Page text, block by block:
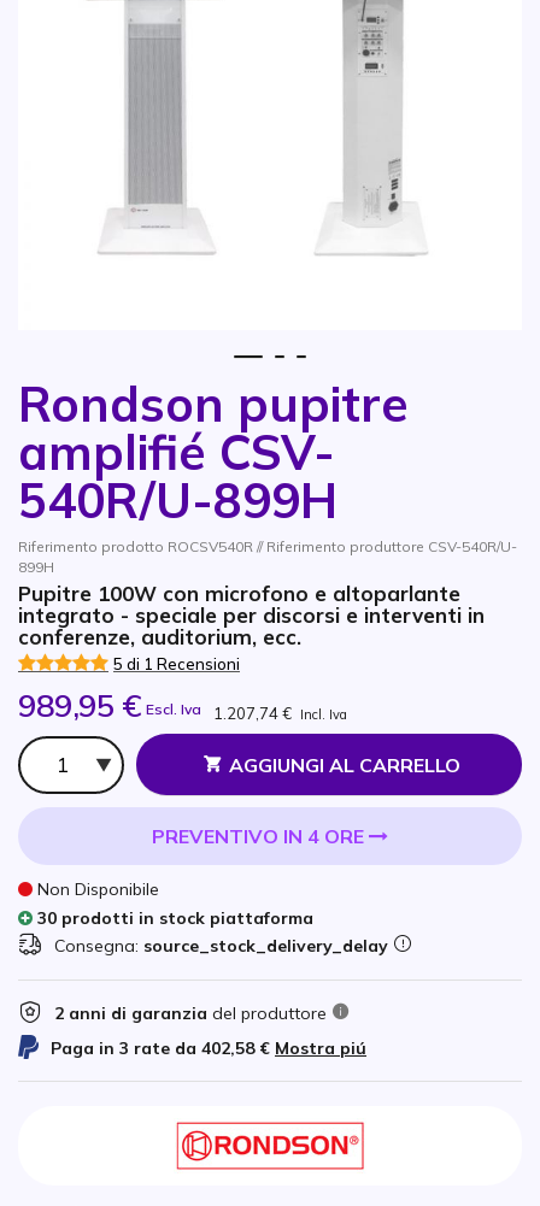
Rondson pupitre
amplifié CSV-
540R/U-899H
Riferimento prodotto ROCSV540R // Riferimento produttore CSV-540R/U-
899H
Pupitre 100W con microfono e altoparlante
integrato - speciale per discorsi e interventi in
conferenze, auditorium, ecc.
5 di 1 Recensioni
989,95 € Escl. Iva 1.207,74 € Incl. Iva
Qtà
AGGIUNGI AL CARRELLO
PREVENTIVO IN 4 ORE
Non Disponibile
30 prodotti in stock piattaforma
Consegna: source_stock_delivery_delay
2 anni di garanzia del produttore
Paga in 3 rate da 402,58 € Mostra piú
Vai all'inizio della galleria di immagini